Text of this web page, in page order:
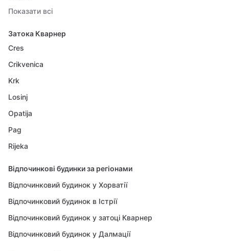
Показати всі
Затока Кварнер
Cres
Crikvenica
Krk
Losinj
Opatija
Pag
Rijeka
Відпочинкові будинки за регіонами
Відпочинковий будинок у Хорватії
Відпочинковий будинок в Істрії
Відпочинковий будинок у затоці Кварнер
Відпочинковий будинок у Далмації